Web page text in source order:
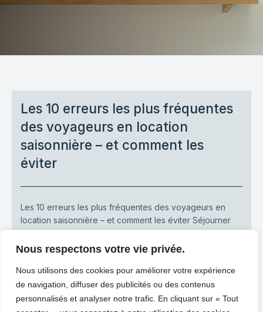
Nous respectons votre vie privée.
Nous utilisons des cookies pour améliorer votre expérience
de navigation, diffuser des publicités ou des contenus
personnalisés et analyser notre trafic. En cliquant sur « Tout
Les 10 erreurs les plus fréquentes
des voyageurs en location
saisonnière – et comment les
éviter
Les 10 erreurs les plus fréquentes des voyageurs en
location saisonnière – et comment les éviter Séjourner
dans un logement[…]
LIRE PLUS